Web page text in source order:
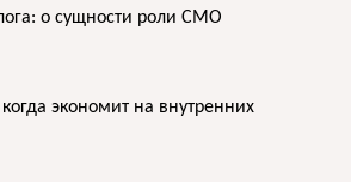
о сущности роли СМО
экономит на внутренних